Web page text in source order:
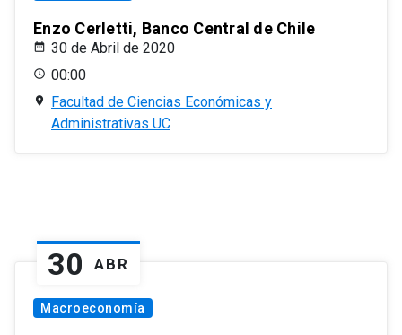
Enzo Cerletti, Banco Central de Chile
30 de Abril de 2020
00:00
Facultad de Ciencias Económicas y
Administrativas UC
30 ABR
Macroeconomía